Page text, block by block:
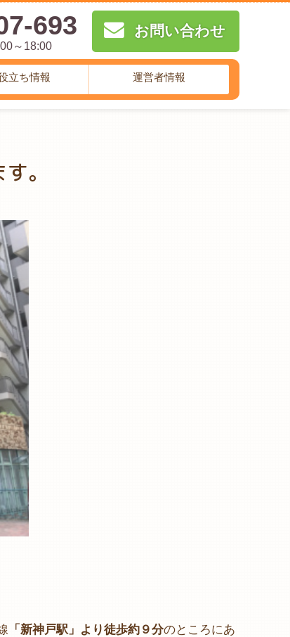
693
～18:00
お問い合わせ
立ち情報 運営者情報
。
「新神戸駅」より徒歩約９分のところにあ